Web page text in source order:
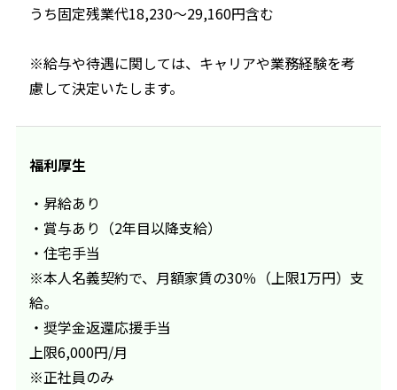
うち固定残業代18,230～29,160円含む
※給与や待遇に関しては、キャリアや業務経験を考
慮して決定いたします。
福利厚生
・昇給あり
・賞与あり（2年目以降支給）
・住宅手当
※本人名義契約で、月額家賃の30％（上限1万円）支
給。
・奨学金返還応援手当
上限6,000円/月
※正社員のみ